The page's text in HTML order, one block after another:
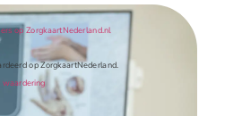
op ZorgkaartNederland.
waardering